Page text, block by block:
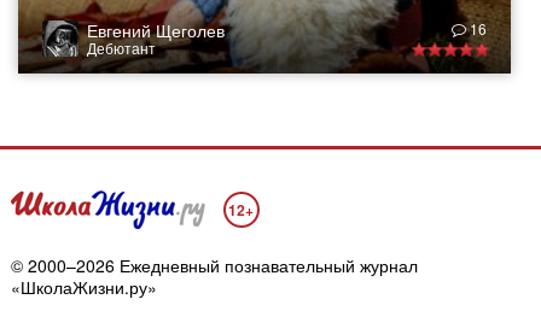
Евгений Щеголев
Дебютант
16
12+
© 2000–2026 Ежедневный познавательный журнал
«ШколаЖизни.ру»